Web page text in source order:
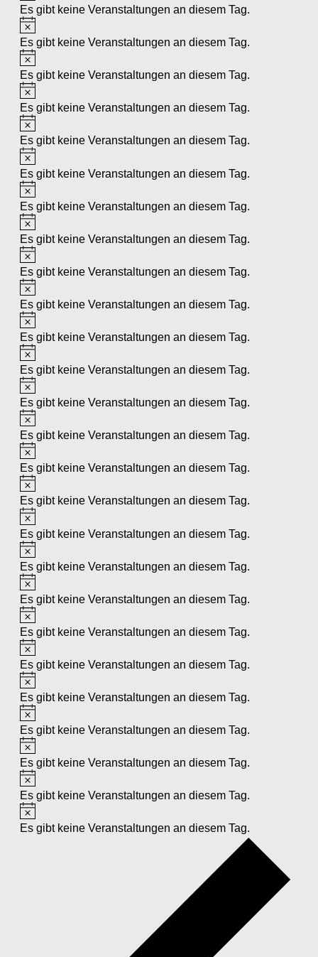
Es gibt keine Veranstaltungen an diesem Tag.
Hinweis
Es gibt keine Veranstaltungen an diesem Tag.
Hinweis
Es gibt keine Veranstaltungen an diesem Tag.
Hinweis
Es gibt keine Veranstaltungen an diesem Tag.
Hinweis
Es gibt keine Veranstaltungen an diesem Tag.
Hinweis
Es gibt keine Veranstaltungen an diesem Tag.
Hinweis
Es gibt keine Veranstaltungen an diesem Tag.
Hinweis
Es gibt keine Veranstaltungen an diesem Tag.
Hinweis
Es gibt keine Veranstaltungen an diesem Tag.
Hinweis
Es gibt keine Veranstaltungen an diesem Tag.
Hinweis
Es gibt keine Veranstaltungen an diesem Tag.
Hinweis
Es gibt keine Veranstaltungen an diesem Tag.
Hinweis
Es gibt keine Veranstaltungen an diesem Tag.
Hinweis
Es gibt keine Veranstaltungen an diesem Tag.
Hinweis
Es gibt keine Veranstaltungen an diesem Tag.
Hinweis
Es gibt keine Veranstaltungen an diesem Tag.
Hinweis
Es gibt keine Veranstaltungen an diesem Tag.
Hinweis
Es gibt keine Veranstaltungen an diesem Tag.
Hinweis
Es gibt keine Veranstaltungen an diesem Tag.
Hinweis
Es gibt keine Veranstaltungen an diesem Tag.
Hinweis
Es gibt keine Veranstaltungen an diesem Tag.
Hinweis
Es gibt keine Veranstaltungen an diesem Tag.
Hinweis
Es gibt keine Veranstaltungen an diesem Tag.
Hinweis
Es gibt keine Veranstaltungen an diesem Tag.
Hinweis
Es gibt keine Veranstaltungen an diesem Tag.
Hinweis
Es gibt keine Veranstaltungen an diesem Tag.